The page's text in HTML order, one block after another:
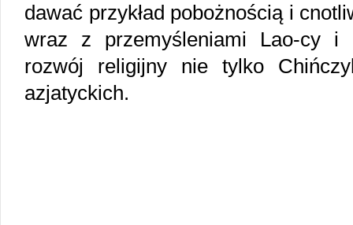
dawać przykład pobożnością i
wraz z przemyśleniami Lao-cy i
rozwój religijny nie tylko
azjatyckich.